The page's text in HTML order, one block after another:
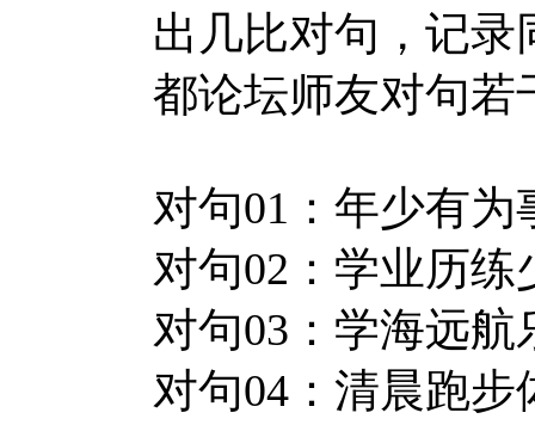
出几比对句，记
都论坛师友对句若
对句01：年少有为
对句02：学业历练
对句03：学海远
对句04：清晨跑步